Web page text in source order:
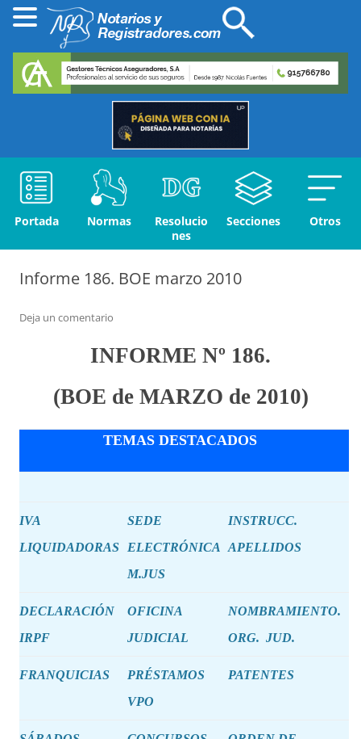
Portada Normas
Resolucio
nes
Secciones Otros
Informe 186. BOE marzo 2010
Deja un comentario
INFORME Nº 186.
(BOE de MARZO de 2010)
TEMAS DESTACADOS
IVA
LIQUIDADORAS
SEDE
ELECTRÓNICA
M.JUS
INSTRUCC.
APELLIDOS
DECLARACIÓN
IRPF
OFICINA
JUDICIAL
NOMBRAMIENTO.
ORG. JUD.
FRANQUICIAS
PRÉSTAMOS
VPO
PATENTES